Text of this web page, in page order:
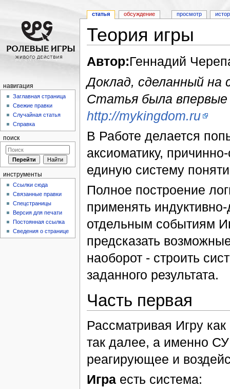
Теория игры
Автор:Геннадий
Доклад, сделанный на
Статья была впервые
http://mykingdom.ru
В Работе делается
аксиоматику,
единую систему
Полное построение
применять
отдельным событиям
предсказать
наоборот - строить
заданного результата.
Часть первая
Рассматривая Игру
так далее, а именно
реагирующее и
Играесть система:
статья обсуждение просмотр
навигация
Заглавная страница
Свежие правки
Случайная статья
Справка
поиск
инструменты
Ссылки сюда
Связанные правки
Спецстраницы
Версия для печати
Постоянная ссылка
Сведения о странице